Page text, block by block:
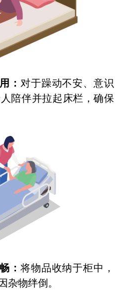
： 对于躁动不安、意识
陪伴并拉起床栏，确保
： 将物品收纳于柜中，
杂物绊倒。